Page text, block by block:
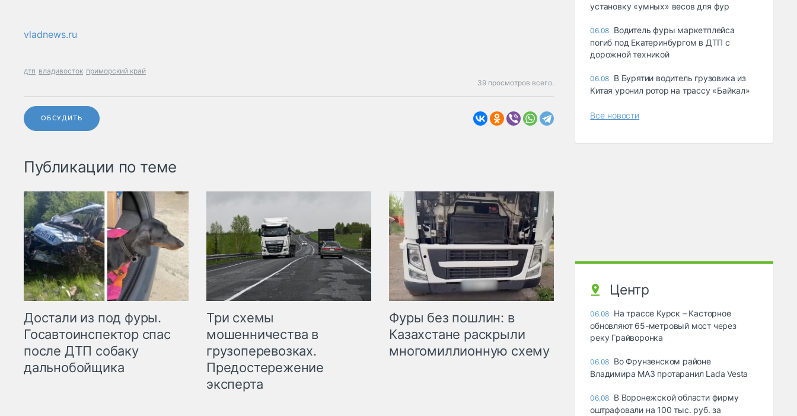
vladnews.ru
дтп владивосток приморский край
39 просмотров всего.
ОБСУДИТЬ
Публикации по теме
Достали из под фуры.
Госавтоинспектор спас
после ДТП собаку
дальнобойщика
Три схемы
мошенничества в
грузоперевозках.
Предостережение
эксперта
Фуры без пошлин: в
Казахстане раскрыли
многомиллионную схему
ycтaнoвкy «yмныx» вecoв для фyp
06.08 Водитель фуры маркетплейса
погиб под Екатеринбургом в ДТП с
дорожной техникой
06.08 В Бурятии водитель грузовика из
Китая уронил ротор на трассу «Байкал»
Все новости
Центр
06.08 На трассе Курск – Касторное
обновляют 65-метровый мост через
реку Грайворонка
06.08 Во Фрунзенском районе
Владимира МАЗ протаранил Lada Vesta
06.08 В Воронежской области фирму
оштрафовали на 100 тыс. руб. за